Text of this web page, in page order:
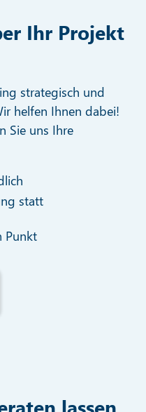
Ihr Projekt
strategisch und
helfen Ihnen dabei!
Sie uns Ihre
statt
Punkt
lassen